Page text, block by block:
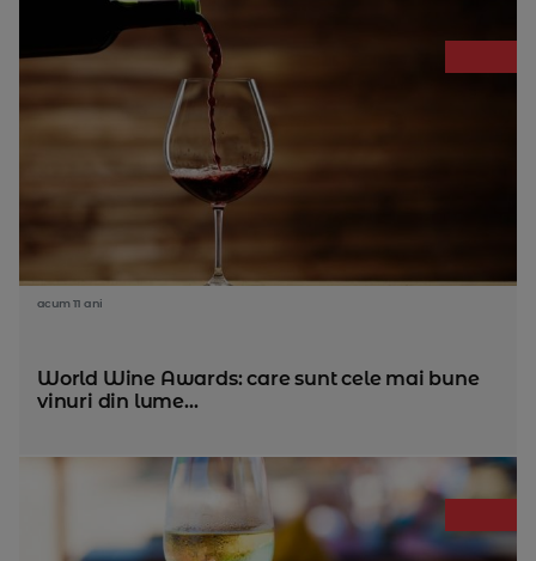
acum 11 ani
World Wine Awards: care sunt cele mai bune
vinuri din lume...